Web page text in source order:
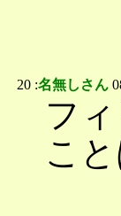
20 :名無しさん
フ
こ